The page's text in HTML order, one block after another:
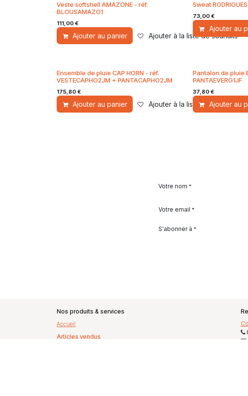
Veste softshell AMAZONE - réf.
BLOUSAMAZO1
111,00 €
Ajouter au panier Ajouter à la liste de souhaits
Sweat
73,00 €
Ajouter au
Ensemble de pluie CAP HORN - réf.
VESTECAPHO2JM + PANTACAPHO2JM
175,80 €
Ajouter au panier Ajouter à la liste de souhaits
Pantalon de pluie
PANTAEVERG1JF
37,80 €
Ajouter au
Votre nom *
Votre email *
S'abonner à *
Nos produits & services
Accueil
Articles vendus